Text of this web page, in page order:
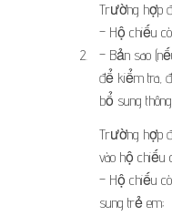
​2.
Trường hợp
– Hộ chiếu
– Bản sao
để kiểm tra,
bổ sung
Trường hợp
vào hộ chiếu
– Hộ chiếu
sung trẻ em;